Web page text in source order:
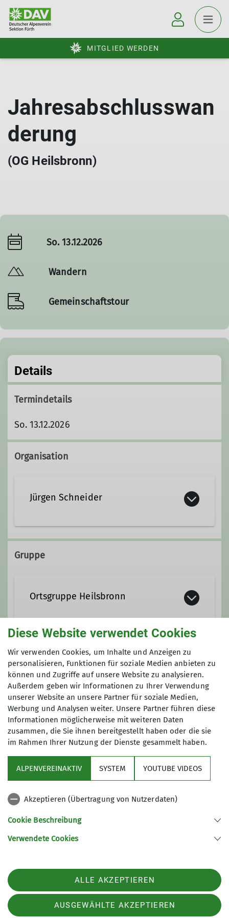
MITGLIED WERDEN
Jahresabschlusswan
derung
(OG Heilsbronn)
So. 13.12.2026
Wandern
Gemeinschaftstour
Details
Termindetails
So. 13.12.2026
Organisation
Jürgen Schneider
09872 80 54 80
Ämter
Gruppe
Ortsgruppe Heilsbronn
Die Ortsgruppe besteht inzwischen
seit über 15 Jahren und kann auf viele
Unternehmungen rund um Heilsbronn,
in der Fränkischen Schweiz, dem
Fichtelgebige und in den Alpen
zurückblicken. So war man in den
Zillertaler Alpen, den Hohen Tauern,
im Toten Gebirge, in den Allgäuer
Alpen und in den Bayerischen Alpen (
Kanufahrten auf der Altmühl, Naab,
Fränkischen Saale und Pegnitz
Skiwochenenden im Fichtel- und
Waldsteingebirge oder den
Es wird besonders Wert darauf gelegt,
teilnehmen können. Die Gruppe hat
derzeit ( Januar 2019) 78 Mitglieder,
davon sind 23 Kinder und Jugendliche
unter 18 Jahre alt.
Anmeldung
Auskunft und Anmeldung bei Jürgen
Schneider Tel. 09872-805480 oder über
heilsbronn@alpenverein-fuerth.de
Sektion
Programm
90762 Fürth
Telefon +499117437033
Diese Website verwendet Cookies
Wir verwenden Cookies, um Inhalte und Anzeigen zu
personalisieren, Funktionen für soziale Medien anbieten zu
können und Zugriffe auf unsere Website zu analysieren.
Außerdem geben wir Informationen zu Ihrer Verwendung
unserer Website an unsere Partner für soziale Medien,
Werbung und Analysen weiter. Unsere Partner führen diese
Informationen möglicherweise mit weiteren Daten
zusammen, die Sie ihnen bereitgestellt haben oder die sie
im Rahmen Ihrer Nutzung der Dienste gesammelt haben.
ALPENVEREINAKTIV SYSTEM YOUTUBE VIDEOS
Akzeptieren (Übertragung von Nutzerdaten)
Cookie Beschreibung
Verwendete Cookies
ALLE AKZEPTIEREN
AUSGEWÄHLTE AKZEPTIEREN